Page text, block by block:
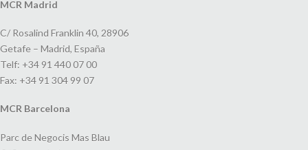
MCR Madrid
C/ Rosalind Franklin 40, 28906
Getafe – Madrid, España
Telf: +34 91 440 07 00
Fax: +34 91 304 99 07
MCR Barcelona
Parc de Negocis Mas Blau